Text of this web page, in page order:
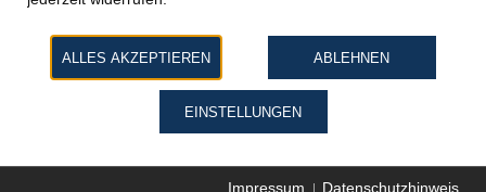
ALLES AKZEPTIEREN ABLEHNEN
EINSTELLUNGEN
Impressum Datenschutzhinweis